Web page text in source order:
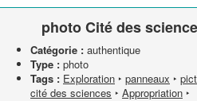
photo Cité des
Catégorie : authentique
Type : photo
Tags : Exploration ‣ panneaux ‣
cité des sciences ‣ Appropriation ‣